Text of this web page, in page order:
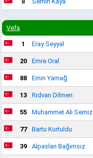
Vefa
1 Eray Seyyal
20 Emre Oral
88 Emin Yamağ
13 Ridvan Dilmen
55 Muhammet Ali Semiz
77 Bartu Kurtuldu
39 Alpaslan Bağımsız